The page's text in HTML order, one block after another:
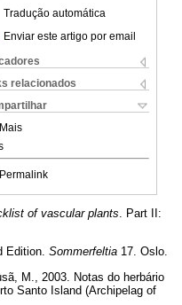
Tradução automática
Enviar este artigo por email
relacionados
Mais
Permalink
of vascular plants. Part II:
Edition. Sommerfeltia 17. Oslo.
M., 2003. Notas do herbário
Santo Island (Archipelag of